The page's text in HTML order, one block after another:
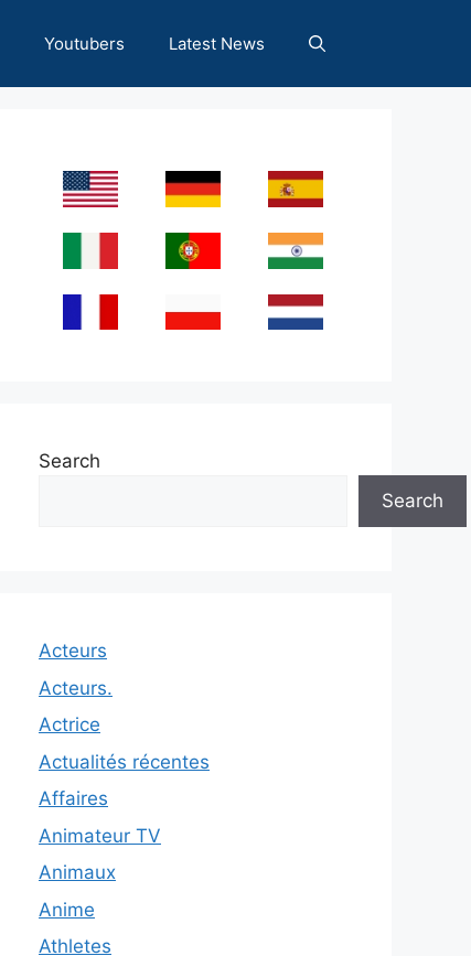
Youtubers Latest News
Search
Search
Acteurs
Acteurs.
Actrice
Actualités récentes
Affaires
Animateur TV
Animaux
Anime
Athletes